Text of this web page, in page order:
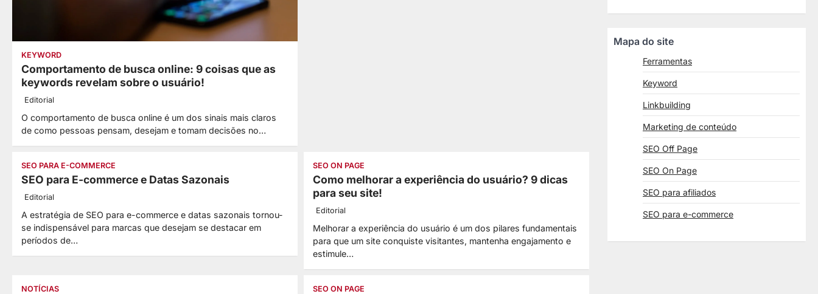
linkbuilding sem risco?
Veja 9 soluções!
5
Como atrair clientes
táticas!
Editorial
Como fortalecer o SEO
Off Page? Veja 8
KEYWORD
Comportamento de busca online: 9 coisas que as
keywords revelam sobre o usuário!
Editorial
O comportamento de busca online é um dos sinais mais claros
de como pessoas pensam, desejam e tomam decisões no…
SEO PARA E-COMMERCE
SEO para E-commerce e Datas Sazonais
Editorial
A estratégia de SEO para e-commerce e datas sazonais tornou-
se indispensável para marcas que desejam se destacar em
períodos de…
SEO ON PAGE
Como melhorar a experiência do usuário? 9 dicas
para seu site!
Editorial
Melhorar a experiência do usuário é um dos pilares fundamentais
para que um site conquiste visitantes, mantenha engajamento e
estimule…
NOTÍCIAS SEO ON PAGE
Mapa do site
Ferramentas
Keyword
Linkbuilding
Marketing de conteúdo
SEO Off Page
SEO On Page
SEO para afiliados
SEO para e-commerce